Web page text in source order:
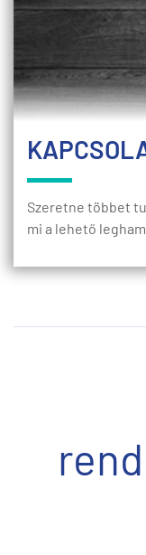
Szeretne többet
mi a lehető